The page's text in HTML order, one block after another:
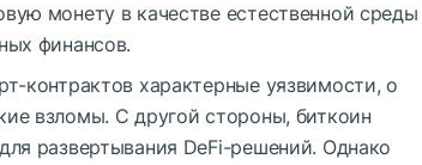
монету в качестве естественной среды
финансов.
контрактов характерные уязвимости, о
взломы. С другой стороны, биткоин
развертывания DeFi-решений. Однако